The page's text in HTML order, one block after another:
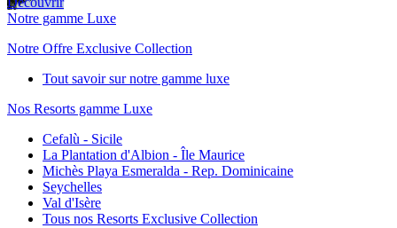
Notre gamme Luxe
Notre Offre Exclusive Collection
Tout savoir sur notre gamme luxe
Nos Resorts gamme Luxe
Cefalù - Sicile
La Plantation d'Albion - Île Maurice
Michès Playa Esmeralda - Rep. Dominicaine
Seychelles
Val d'Isère
Tous nos Resorts Exclusive Collection